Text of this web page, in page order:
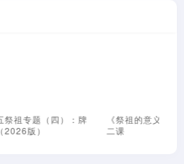
牌
《祭祖的意义和礼仪》第二十
二课